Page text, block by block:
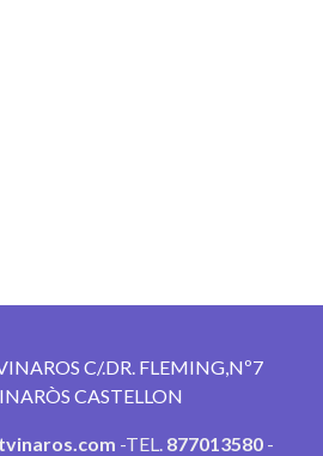
C/.DR. FLEMING,Nº7
CASTELLON
-TEL. 877013580-